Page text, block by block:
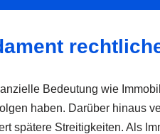
Bedeutung wie
haben. Darüber hinaus
spätere Streitigkeiten. Als